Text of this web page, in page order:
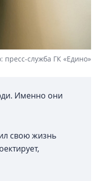
служба ГК «Едино»
Именно они
свою жизнь